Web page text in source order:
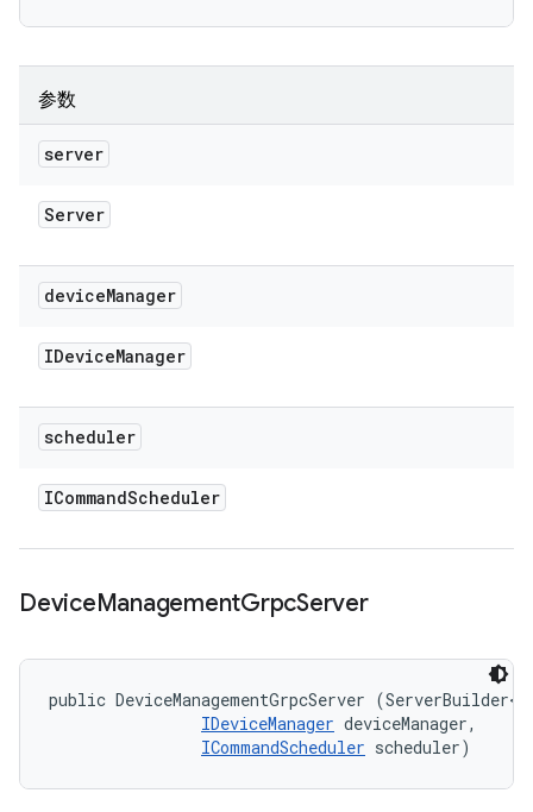
参数
server
Server
deviceManager
IDeviceManager
scheduler
ICommandScheduler
DeviceManagementGrpcServer
public DeviceManagementGrpcServer
IDeviceManager deviceManager,
ICommandScheduler scheduler)